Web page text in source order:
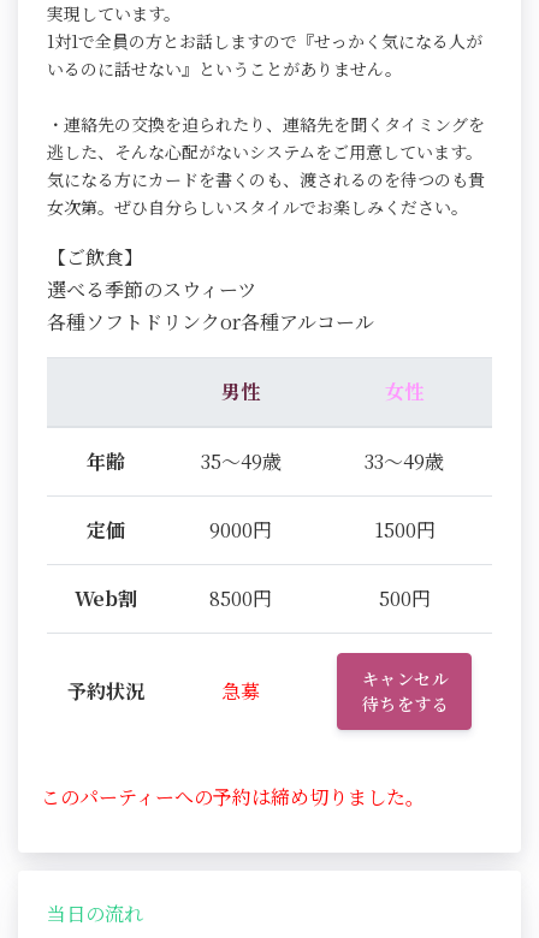
実現しています。
1対1で全員の方とお話しますので『せっかく気になる人が
いるのに話せない』ということがありません。
・連絡先の交換を迫られたり、連絡先を聞くタイミングを
逃した、そんな心配がないシステムをご用意しています。
気になる方にカードを書くのも、渡されるのを待つのも貴
女次第。ぜひ自分らしいスタイルでお楽しみください。
【ご飲食】
選べる季節のスウィーツ
各種ソフトドリンクor各種アルコール
男性 女性
年齢 35～49歳 33～49歳
定価 9000円 1500円
Web割 8500円 500円
予約状況 急募
キャンセル
待ちをする
このパーティーへの予約は締め切りました。
当日の流れ